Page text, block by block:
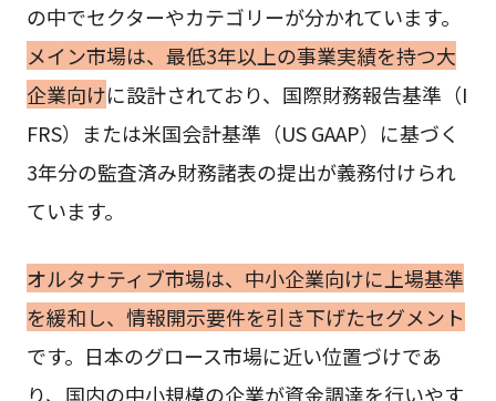
の中でセクターやカテゴリーが分かれています。
メイン市場は、最低3年以上の事業実績を持つ大
企業向けに設計されており、国際財務報告基準（I
FRS）または米国会計基準（US GAAP）に基づく
3年分の監査済み財務諸表の提出が義務付けられ
ています。
オルタナティブ市場は、中小企業向けに上場基準
を緩和し、情報開示要件を引き下げたセグメント
です。日本のグロース市場に近い位置づけであ
り、国内の中小規模の企業が資金調達を行いやす